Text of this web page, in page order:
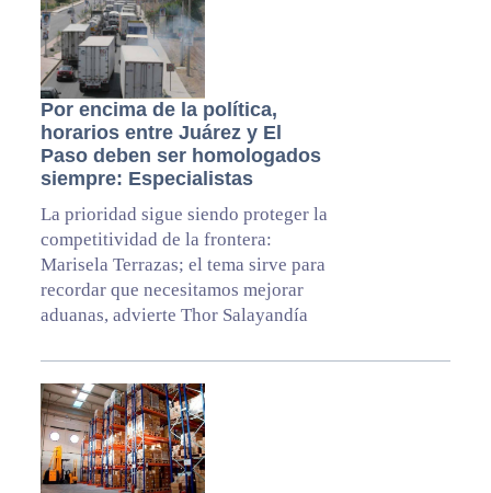
Por encima de la política,
horarios entre Juárez y El
Paso deben ser homologados
siempre: Especialistas
La prioridad sigue siendo proteger la
competitividad de la frontera:
Marisela Terrazas; el tema sirve para
recordar que necesitamos mejorar
aduanas, advierte Thor Salayandía